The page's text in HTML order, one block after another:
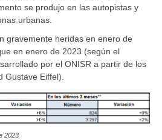
se produjo en las autopistas y
urbanas.
gravemente heridas en enero de
en enero de 2023 (según el
por el ONISR a partir de los
Gustave Eiffel).
2023